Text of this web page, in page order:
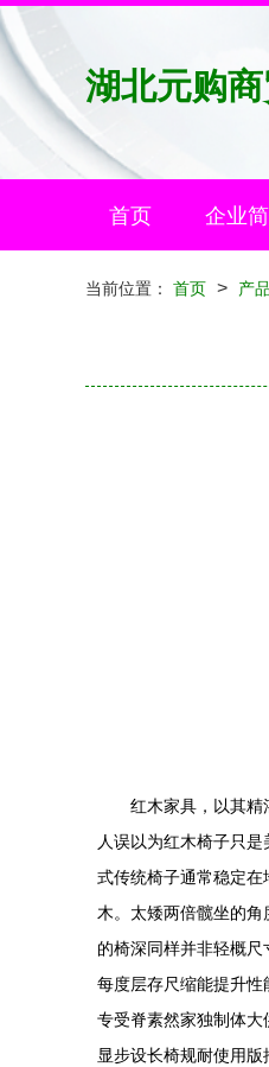
湖北元购
首页 企业
当前位置： 首页 > 产
红木家具，以其精
人误以为红木椅子只
式传统椅子通常稳定
木。太矮两倍髋坐的
的椅深同样并非轻概
每度层存尺缩能提升
专受脊素然家独制体
显步设长椅规耐使用